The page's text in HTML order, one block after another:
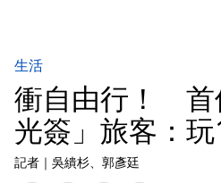
生活
衝自由行！ 首
光簽」旅客：
記者 ｜ 吳繢杉、郭彥廷